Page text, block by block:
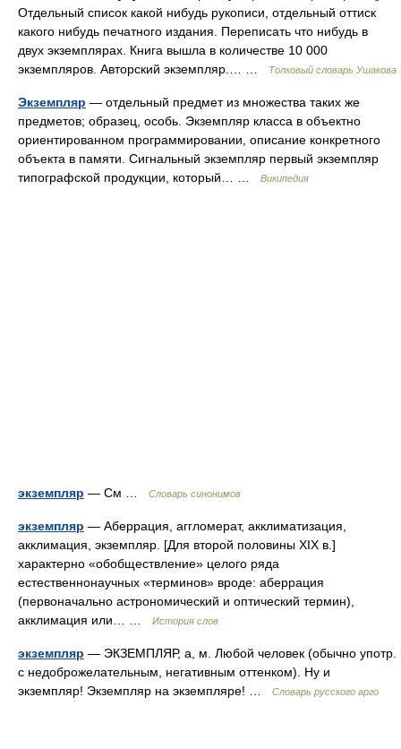
Отдельный список какой нибудь рукописи, отдельный оттиск
какого нибудь печатного издания. Переписать что нибудь в
двух экземплярах. Книга вышла в количестве 10 000
экземпляров. Авторский экземпляр.… …
Толковый словарь Ушакова
Экземпляр — отдельный предмет из множества таких же
предметов; образец, особь. Экземпляр класса в объектно
ориентированном программировании, описание конкретного
объекта в памяти. Сигнальный экземпляр первый экземпляр
типографской продукции, который… …
Википедия
экземпляр — См … Словарь синонимов
экземпляр — Аберрация, аггломерат, акклиматизация,
акклимация, экземпляр. [Для второй половины XIX в.]
характерно «обобществление» целого ряда
естественнонаучных «терминов» вроде: аберрация
(первоначально астрономический и оптический термин),
акклимация или… …
История слов
экземпляр — ЭКЗЕМПЛЯР, а, м. Любой человек (обычно употр.
с недоброжелательным, негативным оттенком). Ну и
экземпляр! Экземпляр на экземпляре! …
Словарь русского арго